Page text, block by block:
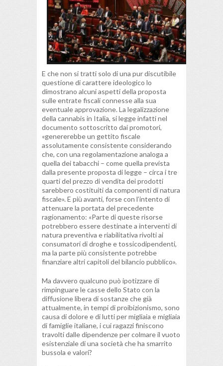
E che non si tratti solo di una pur discutibile
questione di carattere ideologico lo
dimostrano alcuni aspetti della proposta
sulle entrate fiscali connesse alla sua
eventuale approvazione. La legalizzazione
della cannabis in Italia, si legge infatti nel
documento sottoscritto dai promotori,
«genererebbe un gettito fiscale
assolutamente consistente considerando
che, con una regolamentazione analoga a
quella dei tabacchi – come quella prevista
dalla presente proposta di legge – circa i tre
quarti del prezzo di vendita dei prodotti
sarebbero costituiti da componenti di natura
fiscale». E più avanti, forse con l’intento di
attenuare la portata del precedente
ragionamento: «Parte di queste risorse
potrebbero essere destinate a interventi di
natura preventiva e riabilitativa rivolti ai
consumatori di droghe e tossicodipendenti,
ma la parte più consistente potrebbe
finanziare altri capitoli del bilancio pubblico».
Ma davvero qualcuno può ipotizzare di
rimpinguare le casse dello Stato con la
diffusione libera di sostanze che già
attualmente, in tempi di proibizionismo, sono
causa di dolore e di lutti per migliaia e migliaia
di famiglie italiane, i cui ragazzi finiscono
travolti dalle dipendenze per colmare il vuoto
esistenziale di una società che ha smarrito
bussola e valori?